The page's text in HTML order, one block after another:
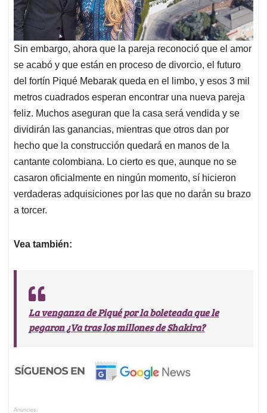
Sin embargo, ahora que la pareja reconoció que el amor
se acabó y que están en proceso de divorcio, el futuro
del fortín Piqué Mebarak queda en el limbo, y esos 3 mil
metros cuadrados esperan encontrar una nueva pareja
feliz. Muchos aseguran que la casa será vendida y se
dividirán las ganancias, mientras que otros dan por
hecho que la construcción quedará en manos de la
cantante colombiana. Lo cierto es que, aunque no se
casaron oficialmente en ningún momento, sí hicieron
verdaderas adquisiciones por las que no darán su brazo
a torcer.
Vea también:
La venganza de Piqué por la boleteada que le
pegaron ¿Va tras los millones de Shakira?
Anuncios.